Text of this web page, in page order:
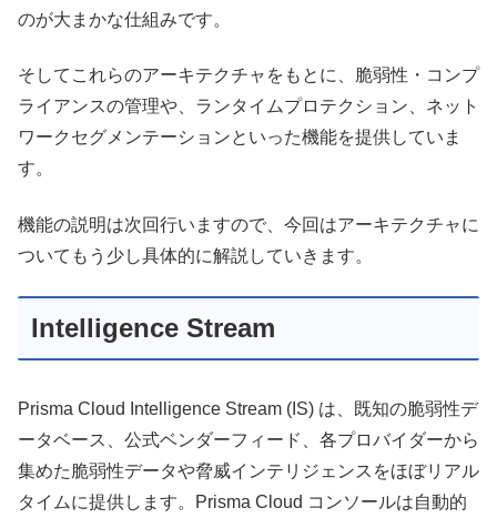
のが大まかな仕組みです。
そしてこれらのアーキテクチャをもとに、脆弱性・コンプ
ライアンスの管理や、ランタイムプロテクション、ネット
ワークセグメンテーションといった機能を提供していま
す。
機能の説明は次回行いますので、今回はアーキテクチャに
ついてもう少し具体的に解説していきます。
Intelligence Stream
Prisma Cloud Intelligence Stream (IS) は、既知の脆弱性デ
ータベース、公式ベンダーフィード、各プロバイダーから
集めた脆弱性データや脅威インテリジェンスをほぼリアル
タイムに提供します。Prisma Cloud コンソールは自動的